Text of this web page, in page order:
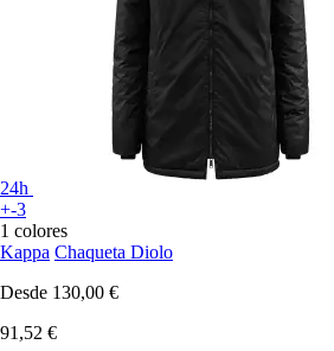
24h
+-3
1 colores
Kappa Chaqueta Diolo
Desde 130,00 €
91,52 €